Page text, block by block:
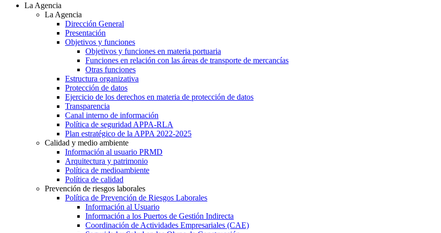
La Agencia
La Agencia
Dirección General
Presentación
Objetivos y funciones
Objetivos y funciones en materia portuaria
Funciones en relación con las áreas de transporte de mercancías
Otras funciones
Estructura organizativa
Protección de datos
Ejercicio de los derechos en materia de protección de datos
Transparencia
Canal interno de información
Política de seguridad APPA-RLA
Plan estratégico de la APPA 2022-2025
Calidad y medio ambiente
Información al usuario PRMD
Arquitectura y patrimonio
Política de medioambiente
Política de calidad
Prevención de riesgos laborales
Política de Prevención de Riesgos Laborales
Información al Usuario
Información a los Puertos de Gestión Indirecta
Coordinación de Actividades Empresariales (CAE)